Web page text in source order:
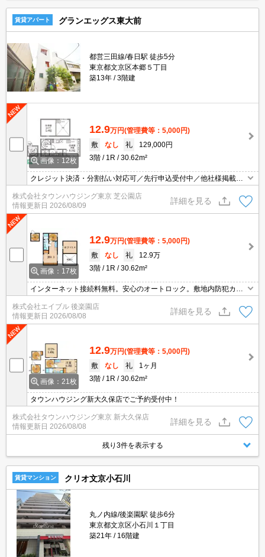
賃貸アパート グランエッグス東大前
都営三田線/春日駅 徒歩5分
東京都文京区本郷５丁目
築13年
3階建
画像：12枚
12.9万円(管理費等：5,000円)
敷
なし 礼
129,000円
3階
1R 30.62m²
クレジット決済・分割払い対応可／先行申込受付中／他社様掲載物
件もまとめてご案内可能／専任物件多数あり
株式会社タウンハウジング東京 芝公園店
情報更新日 2026/08/09
詳細を見る
画像：17枚
12.9万円(管理費等：5,000円)
敷
なし 礼
12.9万
3階
1R 30.62m²
インターネット接続料無料。安心のオートロック。敷地内防犯カメ
ラ設置。TVモニター付インターホン。浴室乾燥機付。独立洗面台。
「エイブル学割」で仲介手数料家賃の0.55ヶ月分より10％ＯＦＦ。
最上階。
株式会社エイブル 後楽園店
情報更新日 2026/08/08
詳細を見る
画像：21枚
12.9万円(管理費等：5,000円)
敷
なし 礼
1ヶ月
3階
1R 30.62m²
タウンハウジング新大久保店でご予約受付中！
株式会社タウンハウジング東京 新大久保店
情報更新日 2026/08/08
詳細を見る
残り3件を表示する
賃貸マンション クリオ文京小石川
丸ノ内線/後楽園駅 徒歩6分
東京都文京区小石川１丁目
築21年
16階建